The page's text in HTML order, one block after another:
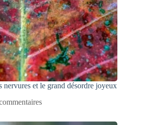
nervures et le grand désordre joyeux